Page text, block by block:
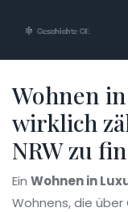
Wohnen
wirklich
NRW zu
Ein Wohnen in
Wohnens, die über